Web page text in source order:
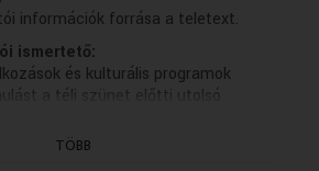
információk forrása a teletext.
ismertető:
és kulturális programok
a téli szünet előtti utolsó
intézményben. Az Iskolapad mai
érzékenyítő foglalkozásra
TÖBB